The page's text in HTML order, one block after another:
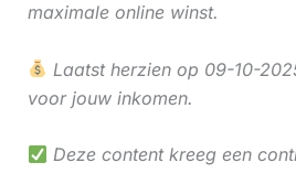
maximale online winst.
Laatst herzien op 09-10-
voor jouw inkomen.
Deze content kreeg een